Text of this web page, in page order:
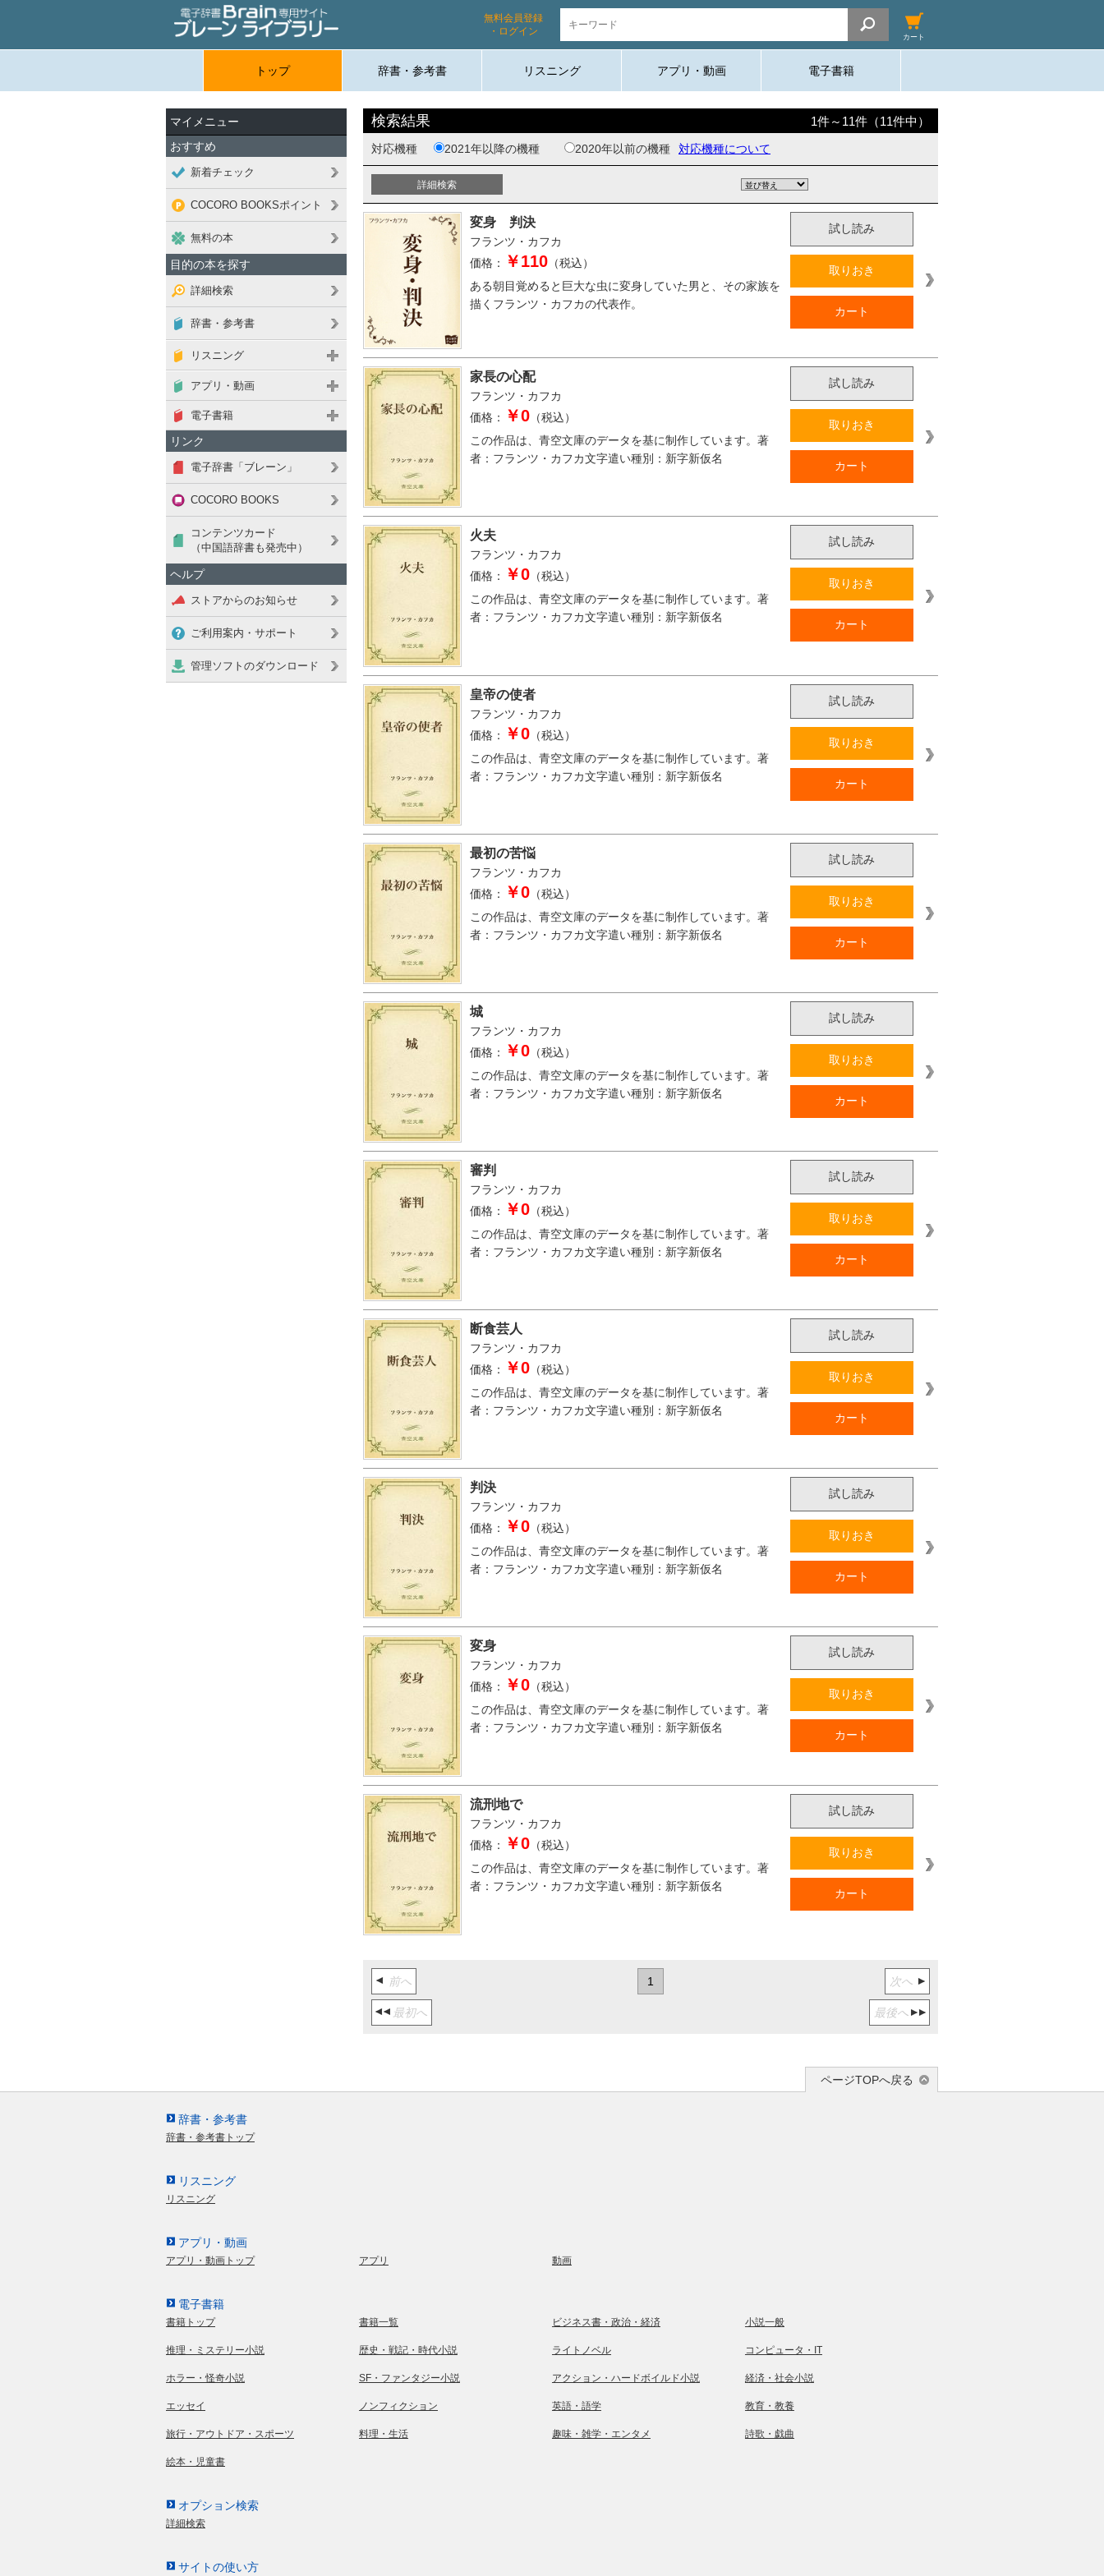
無料会員登録
・ログイン
カート
トップ 辞書・参考書 リスニング アプリ・動画 電子書籍
検索結果 1件～ 11件（11件中）
対応機種 2021年以降の機種 2020年以前の機種 対応機種について
変身 判決
フランツ・カフカ
価格：
￥110 （税込）
試し読み
取りおき
カート
ある朝目覚めると巨大な虫に変身していた男と、その家族を
描くフランツ・カフカの代表作。
家長の心配
フランツ・カフカ
価格：
￥0 （税込）
試し読み
取りおき
カート
この作品は、青空文庫のデータを基に制作しています。著
者：フランツ・カフカ文字遣い種別：新字新仮名
火夫
フランツ・カフカ
価格：
￥0 （税込）
試し読み
取りおき
カート
この作品は、青空文庫のデータを基に制作しています。著
者：フランツ・カフカ文字遣い種別：新字新仮名
皇帝の使者
フランツ・カフカ
価格：
￥0 （税込）
試し読み
取りおき
カート
この作品は、青空文庫のデータを基に制作しています。著
者：フランツ・カフカ文字遣い種別：新字新仮名
最初の苦悩
フランツ・カフカ
価格：
￥0 （税込）
試し読み
取りおき
カート
この作品は、青空文庫のデータを基に制作しています。著
者：フランツ・カフカ文字遣い種別：新字新仮名
城
フランツ・カフカ
価格：
￥0 （税込）
試し読み
取りおき
カート
この作品は、青空文庫のデータを基に制作しています。著
者：フランツ・カフカ文字遣い種別：新字新仮名
審判
フランツ・カフカ
価格：
￥0 （税込）
試し読み
取りおき
カート
この作品は、青空文庫のデータを基に制作しています。著
者：フランツ・カフカ文字遣い種別：新字新仮名
断食芸人
フランツ・カフカ
価格：
￥0 （税込）
試し読み
取りおき
カート
この作品は、青空文庫のデータを基に制作しています。著
者：フランツ・カフカ文字遣い種別：新字新仮名
判決
フランツ・カフカ
価格：
￥0 （税込）
試し読み
取りおき
カート
この作品は、青空文庫のデータを基に制作しています。著
者：フランツ・カフカ文字遣い種別：新字新仮名
変身
フランツ・カフカ
価格：
￥0 （税込）
試し読み
取りおき
カート
この作品は、青空文庫のデータを基に制作しています。著
者：フランツ・カフカ文字遣い種別：新字新仮名
流刑地で
フランツ・カフカ
価格：
￥0 （税込）
試し読み
取りおき
カート
この作品は、青空文庫のデータを基に制作しています。著
者：フランツ・カフカ文字遣い種別：新字新仮名
最初へ
前へ 1 次へ
最後へ
マイメニュー
おすすめ
新着チェック
COCORO BOOKSポイント
無料の本
目的の本を探す
詳細検索
辞書・参考書
リスニング
アプリ・動画
電子書籍
リンク
電子辞書「ブレーン」
COCORO BOOKS
コンテンツカード
（中国語辞書も発売中）
ヘルプ
ストアからのお知らせ
ご利用案内・サポート
管理ソフトのダウンロード
辞書・参考書
辞書・参考書トップ
リスニング
リスニング
アプリ・動画
アプリ・動画トップ アプリ 動画
電子書籍
書籍トップ 書籍一覧 ビジネス書・政治・経済 小説一般
推理・ミステリー小説 歴史・戦記・時代小説 ライトノベル コンピュータ・IT
ホラー・怪奇小説 SF・ファンタジー小説 アクション・ハードボイルド小説 経済・社会小説
エッセイ ノンフィクション 英語・語学 教育・教養
旅行・アウトドア・スポーツ 料理・生活 趣味・雑学・エンタメ 詩歌・戯曲
絵本・児童書
オプション検索
詳細検索
サイトの使い方
ページTOPへ戻る